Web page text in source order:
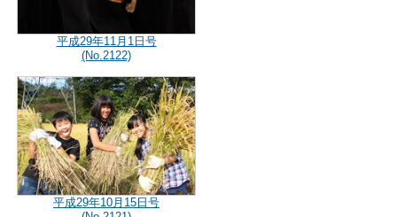
平成29年11月1日号
(No.2122)
平成29年10月15日号